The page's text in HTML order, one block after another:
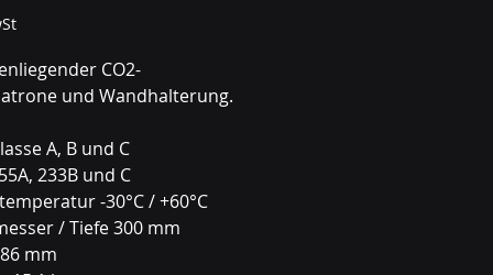
CO2-
und Wandhalterung.
A, B und C
233B und C
-30°C / +60°C
/ Tiefe 300 mm
mm